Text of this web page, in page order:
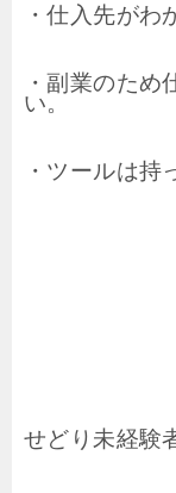
・仕入先がわ
・副業のため
い。
・ツールは持
せどり未経験